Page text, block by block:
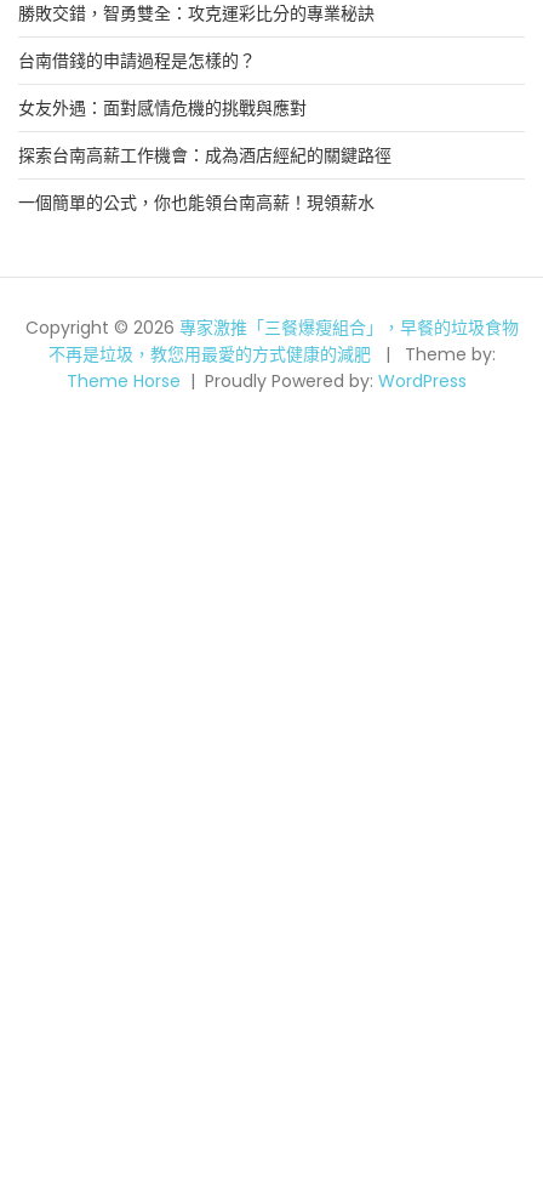
勝敗交錯，智勇雙全：攻克運彩比分的專業秘訣
台南借錢的申請過程是怎樣的？
女友外遇：面對感情危機的挑戰與應對
探索台南高薪工作機會：成為酒店經紀的關鍵路徑
一個簡單的公式，你也能領台南高薪！現領薪水
Copyright © 2026 專家激推「三餐爆瘦組合」，早餐的垃圾食物
不再是垃圾，教您用最愛的方式健康的減肥
Theme by:
Theme Horse
Proudly Powered by: WordPress